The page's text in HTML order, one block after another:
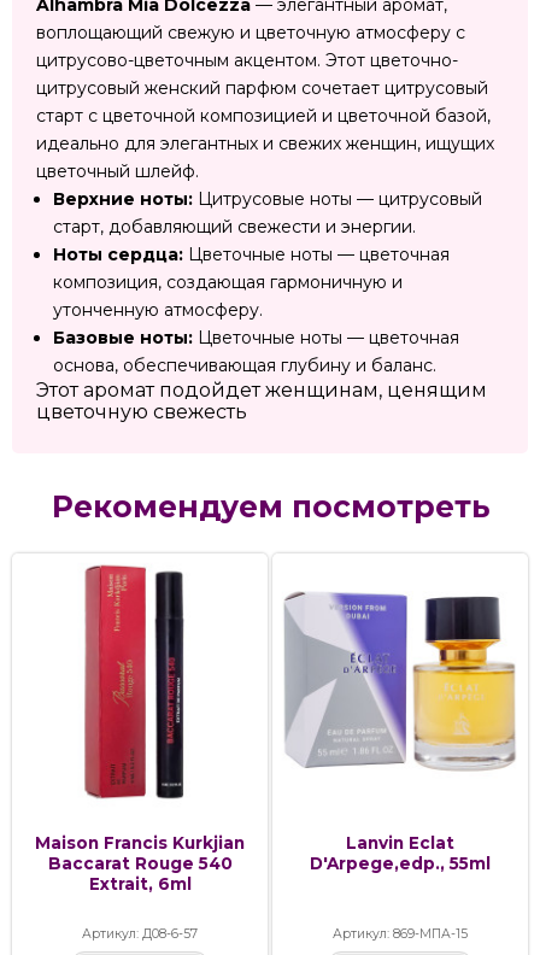
Alhambra Mia Dolcezza — элегантный аромат,
воплощающий свежую и цветочную атмосферу с
цитрусово-цветочным акцентом. Этот цветочно-
цитрусовый женский парфюм сочетает цитрусовый
старт с цветочной композицией и цветочной базой,
идеально для элегантных и свежих женщин, ищущих
цветочный шлейф.
Верхние ноты: Цитрусовые ноты — цитрусовый
старт, добавляющий свежести и энергии.
Ноты сердца: Цветочные ноты — цветочная
композиция, создающая гармоничную и
утонченную атмосферу.
Базовые ноты: Цветочные ноты — цветочная
основа, обеспечивающая глубину и баланс.
Этот аромат подойдет женщинам, ценящим
цветочную свежесть
Рекомендуем посмотреть
Maison Francis Kurkjian
Baccarat Rouge 540
Extrait, 6ml
Артикул: Д08-6-57
Lanvin Eclat
D'Arpege,edp., 55ml
Артикул: 869-МПА-15